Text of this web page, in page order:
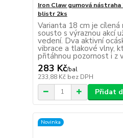
Iron Claw gumová
blistr 2ks
Varianta 18 cm je cílená
sousto s výraznou akcí
vedení. Dva aktivní
vibrace a tlakové vlny,
přitáhnou pozornost i z
283 Kč/bal
233,88 Kč bez DPH
Přidat
Novinka